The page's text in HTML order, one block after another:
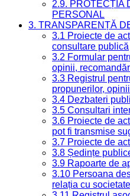
2.9. PROTECȚIA
PERSONAL
3. TRANSPARENȚĂ
3.1 Proiecte de
consultare publică
3.2 Formular
opinii,
3.3 Registrul
propunerilor,
3.4 Dezbateri
3.5 Consultari
3.6 Proiecte de
pot fi transmise
3.7 Proiecte de
3.8 Ședințe
3.9 Rapoarte de
3.10 Persoana
relația cu